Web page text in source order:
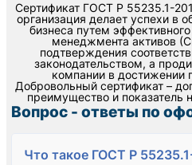
Сертификат ГОСТ Р 55235.1-
организация делает успехи в
бизнеса путем
менеджмента активов
подтверждения
законодательством, а
компании в достижении
Добровольный сертификат –
преимущество и показатель
Вопрос - ответы по
Что такое ГОСТ Р